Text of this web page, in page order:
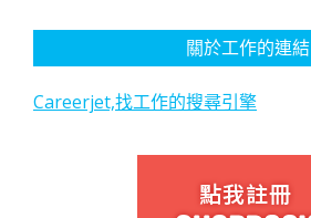
關於工作的連結
Careerjet,找工作的搜尋引擎